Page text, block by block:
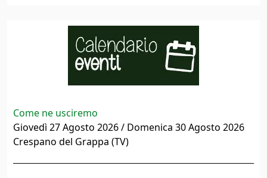
Come ne usciremo
Giovedì 27 Agosto 2026 / Domenica 30 Agosto 2026
Crespano del Grappa (TV)